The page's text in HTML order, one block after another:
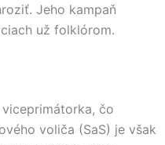
Jeho kampaň
už folklórom.
čo
voliča (SaS) je však